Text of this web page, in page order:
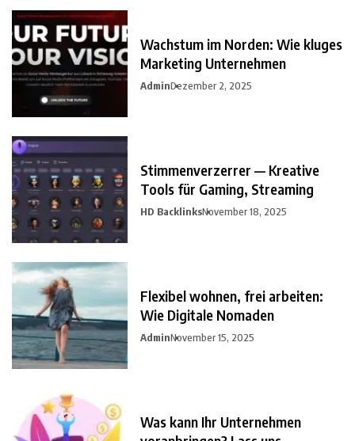
Wachstum im Norden: Wie kluges
Marketing Unternehmen
AdminDezember 2, 2025
Stimmenverzerrer — Kreative
Tools für Gaming, Streaming
HD BacklinksNovember 18, 2025
Flexibel wohnen, frei arbeiten:
Wie Digitale Nomaden
AdminNovember 15, 2025
Was kann Ihr Unternehmen